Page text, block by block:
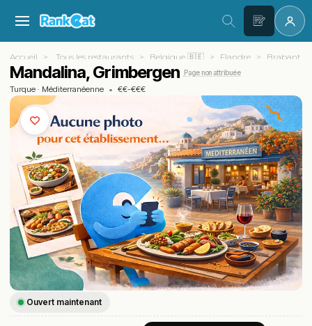
Accueil Tous les restaurants Belgique 🇧🇪 Flandre Brabant
Mandalina, Grimbergen Page non attribuée
Turque · Méditerranéenne • €€-€€€
Ouvert maintenant